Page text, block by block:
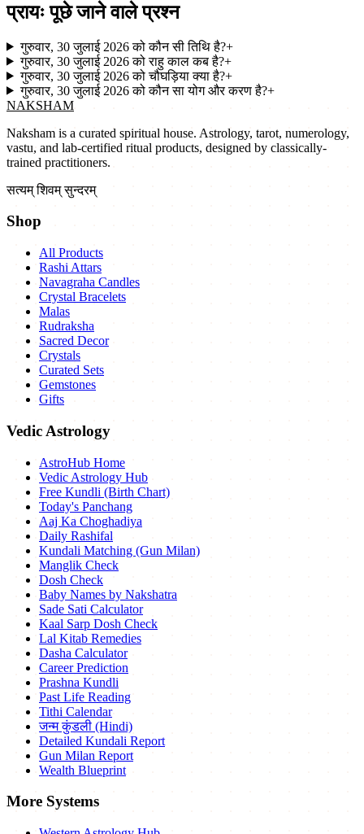
प्रायः पूछे जाने वाले प्रश्न
गुरुवार, 30 जुलाई 2026 को कौन सी तिथि है?+
गुरुवार, 30 जुलाई 2026 को राहु काल कब है?+
गुरुवार, 30 जुलाई 2026 को चौघड़िया क्या है?+
गुरुवार, 30 जुलाई 2026 को कौन सा योग और करण है?+
NAKSHAM
Naksham is a curated spiritual house. Astrology, tarot, numerology,
vastu, and lab-certified ritual products, designed by classically-
trained practitioners.
सत्यम् शिवम् सुन्दरम्
Shop
All Products
Rashi Attars
Navagraha Candles
Crystal Bracelets
Malas
Rudraksha
Sacred Decor
Crystals
Curated Sets
Gemstones
Gifts
Vedic Astrology
AstroHub Home
Vedic Astrology Hub
Free Kundli (Birth Chart)
Today's Panchang
Aaj Ka Choghadiya
Daily Rashifal
Kundali Matching (Gun Milan)
Manglik Check
Dosh Check
Baby Names by Nakshatra
Sade Sati Calculator
Kaal Sarp Dosh Check
Lal Kitab Remedies
Dasha Calculator
Career Prediction
Prashna Kundli
Past Life Reading
Tithi Calendar
जन्म कुंडली (Hindi)
Detailed Kundali Report
Gun Milan Report
Wealth Blueprint
More Systems